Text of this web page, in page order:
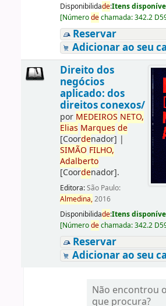
Disponibilidade:Itens
[Númerodechamada:342.2
Reservar
Adicionar ao seu
Direito dos
negócios
aplicado: dos
direitos conexos/
por MEDEIROS NETO,
Elias Marques de
[Coordenador] |
SIMÃO FILHO,
Adalberto
[Coordenador].
Editora:São Paulo:
Almedina,2016
Disponibilidade:Itens
[Númerodechamada:342.2
Reservar
Adicionar ao seu
Não encontrou o
que procura?